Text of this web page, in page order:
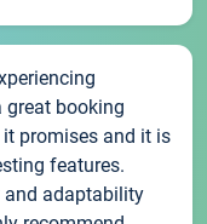
great booking
promises and it is
features.
and adaptability